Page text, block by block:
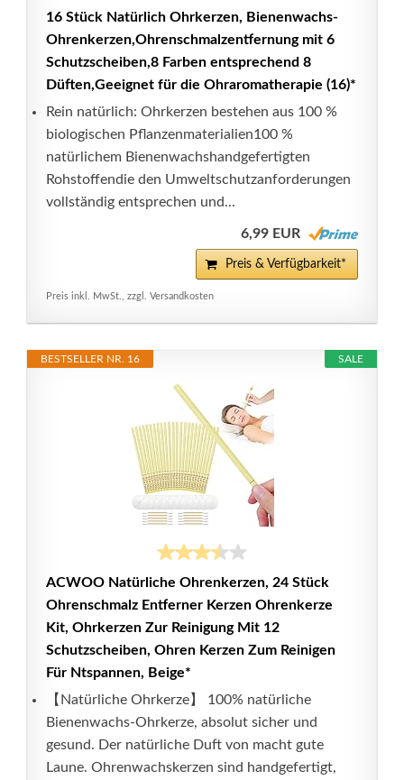
16 Stück Natürlich Ohrkerzen, Bienenwachs-
Ohrenkerzen,Ohrenschmalzentfernung mit 6
Schutzscheiben,8 Farben entsprechend 8
Düften,Geeignet für die Ohraromatherapie (16)*
Rein natürlich: Ohrkerzen bestehen aus 100 %
biologischen Pflanzenmaterialien100 %
natürlichem Bienenwachshandgefertigten
Rohstoffendie den Umweltschutzanforderungen
vollständig entsprechen und...
6,99 EUR
Preis & Verfügbarkeit*
Preis inkl. MwSt., zzgl. Versandkosten
SALE
BESTSELLER NR. 16
ACWOO Natürliche Ohrenkerzen, 24 Stück
Ohrenschmalz Entferner Kerzen Ohrenkerze
Kit, Ohrkerzen Zur Reinigung Mit 12
Schutzscheiben, Ohren Kerzen Zum Reinigen
Für Ntspannen, Beige*
【Natürliche Ohrkerze】 100% natürliche
Bienenwachs-Ohrkerze, absolut sicher und
gesund. Der natürliche Duft von macht gute
Laune. Ohrenwachskerzen sind handgefertigt,